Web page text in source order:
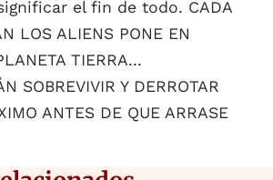
el fin de todo. CADA
LOS ALIENS PONE EN
TIERRA...
SOBREVIVIR Y DERROTAR
ANTES DE QUE ARRASE